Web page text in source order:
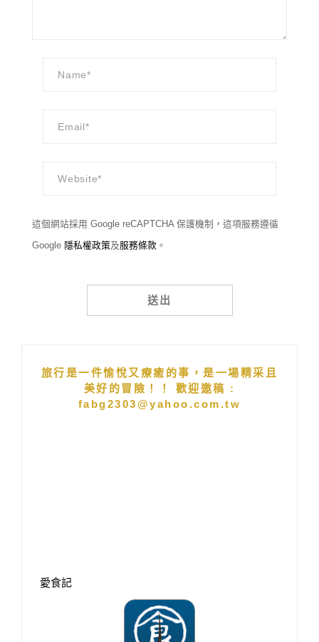
這個網站採用 Google reCAPTCHA 保護機制，這項服務遵循
Google 隱私權政策及服務條款 。
旅行是一件愉悅又療癒的事，是一場精采且
美好的冒險！！ 歡迎邀稿 :
fabg2303@yahoo.com.tw
愛食記